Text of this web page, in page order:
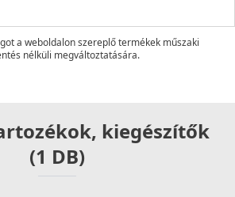
a weboldalon szereplő termékek műszaki
nélküli megváltoztatására.
kiegészítők
(1 DB)